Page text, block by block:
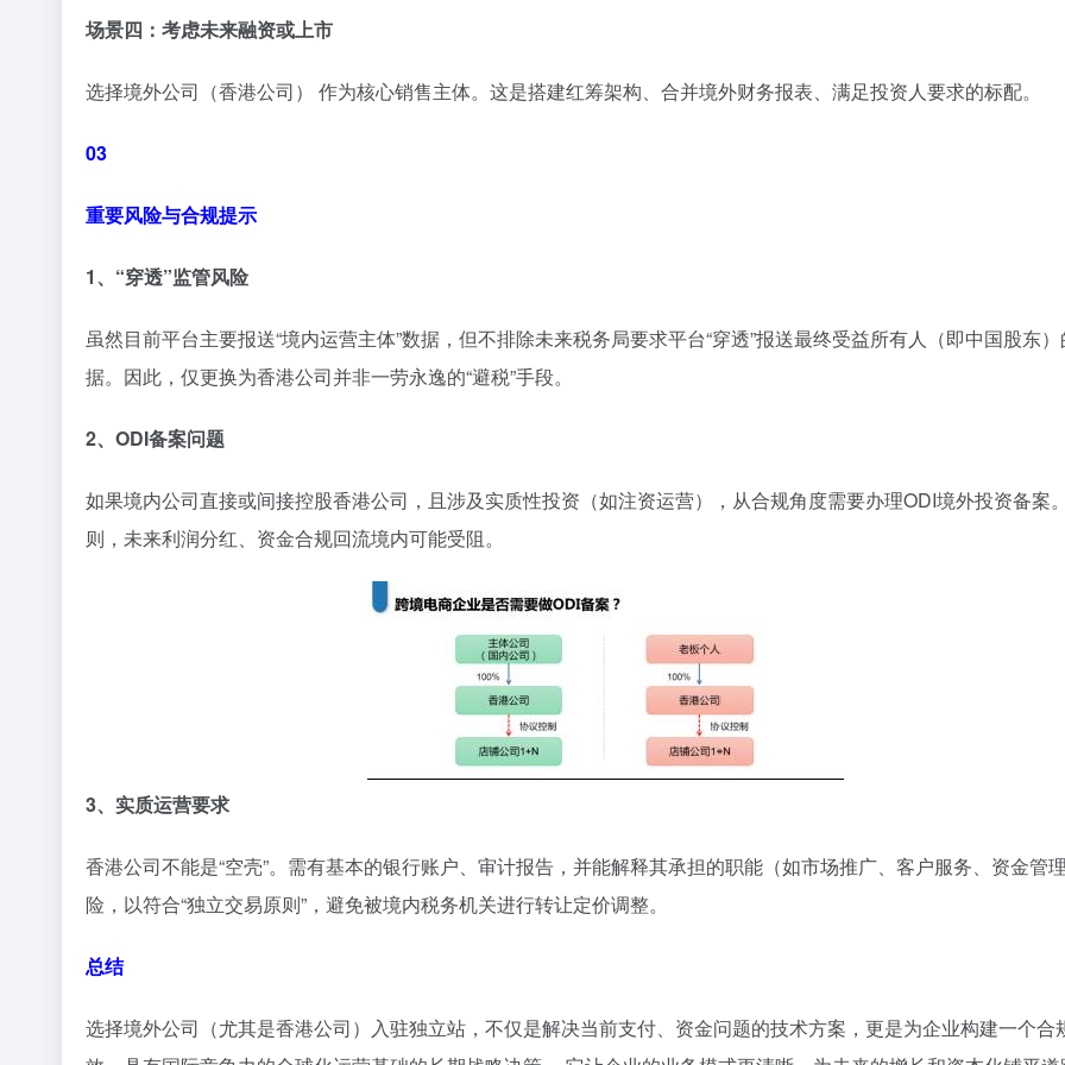
场景四：考虑未来融资或上市
选择境外公司（香港公司） 作为核心销售主体。这是搭建红筹架构、合并境外财务报表、满足投资人要求的标配。
03
重要风险与合规提示
1、“穿透”监管风险
虽然目前平台主要报送“境内运营主体”数据，但不排除未来税务局要求平台“穿透”报送最终受益所有人（即中国股东）
据。因此，仅更换为香港公司并非一劳永逸的“避税”手段。
2、ODI备案问题
如果境内公司直接或间接控股香港公司，且涉及实质性投资（如注资运营），从合规角度需要办理ODI境外投资备案
则，未来利润分红、资金合规回流境内可能受阻。
3、实质运营要求
香港公司不能是“空壳”。需有基本的银行账户、审计报告，并能解释其承担的职能（如市场推广、客户服务、资金管
险，以符合“独立交易原则”，避免被境内税务机关进行转让定价调整。
总结
选择境外公司（尤其是香港公司）入驻独立站，不仅是解决当前支付、资金问题的技术方案，更是为企业构建一个合